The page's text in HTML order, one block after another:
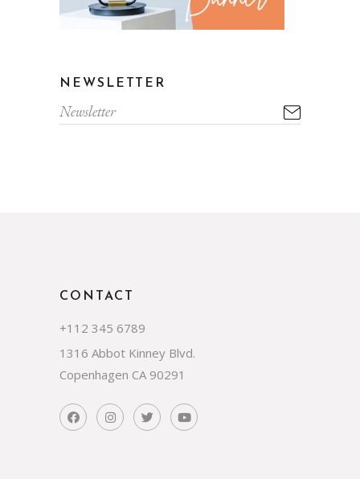
NEWSLETTER
CONTACT
+112 345 6789
1316 Abbot Kinney Blvd.
Copenhagen CA 90291